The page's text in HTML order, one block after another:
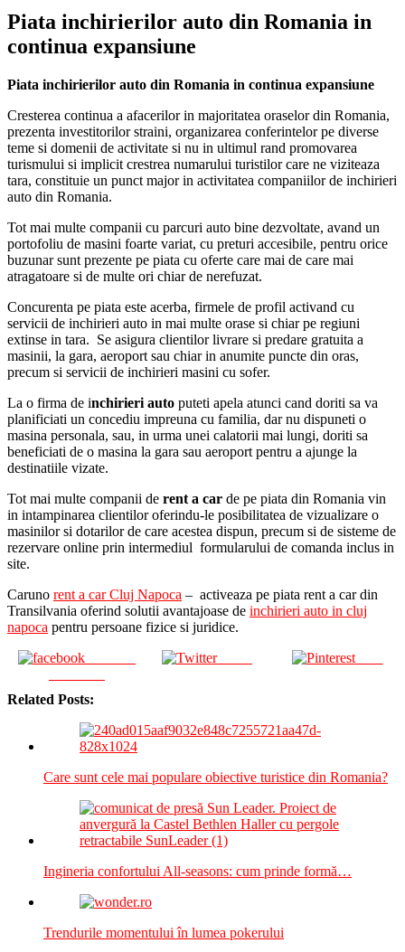
Piata inchirierilor auto din Romania in
continua expansiune
Piata inchirierilor auto din Romania in continua expansiune
Cresterea continua a afacerilor in majoritatea oraselor din Romania,
prezenta investitorilor straini, organizarea conferintelor pe diverse
teme si domenii de activitate si nu in ultimul rand promovarea
turismului si implicit crestrea numarului turistilor care ne viziteaza
tara, constituie un punct major in activitatea companiilor de inchirieri
auto din Romania.
Tot mai multe companii cu parcuri auto bine dezvoltate, avand un
portofoliu de masini foarte variat, cu preturi accesibile, pentru orice
buzunar sunt prezente pe piata cu oferte care mai de care mai
atragatoare si de multe ori chiar de nerefuzat.
Concurenta pe piata este acerba, firmele de profil activand cu
servicii de inchirieri auto in mai multe orase si chiar pe regiuni
extinse in tara. Se asigura clientilor livrare si predare gratuita a
masinii, la gara, aeroport sau chiar in anumite puncte din oras,
precum si servicii de inchirieri masini cu sofer.
La o firma de inchirieri auto puteti apela atunci cand doriti sa va
planificiati un concediu impreuna cu familia, dar nu dispuneti o
masina personala, sau, in urma unei calatorii mai lungi, doriti sa
beneficiati de o masina la gara sau aeroport pentru a ajunge la
destinatiile vizate.
Tot mai multe companii de rent a car de pe piata din Romania vin
in intampinarea clientilor oferindu-le posibilitatea de vizualizare o
masinilor si dotarilor de care acestea dispun, precum si de sisteme de
rezervare online prin intermediul formularului de comanda inclus in
site.
Caruno rent a car Cluj Napoca – activeaza pe piata rent a car din
Transilvania oferind solutii avantajoase de inchirieri auto in cluj
napoca pentru persoane fizice si juridice.
Tweet Save
Related Posts:
Care sunt cele mai populare obiective turistice din Romania?
Ingineria confortului All-seasons: cum prinde formă…
Trendurile momentului în lumea pokerului